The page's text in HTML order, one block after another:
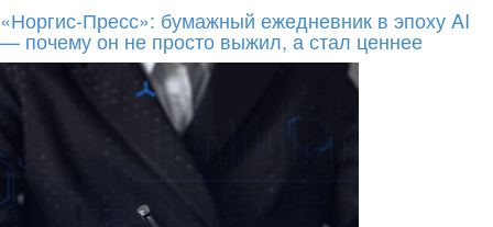
«Норгис-Пресс»: бумажный ежедневник в эпоху AI
— почему он не просто выжил, а стал ценнее